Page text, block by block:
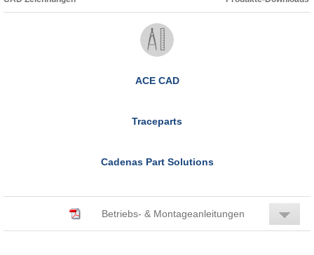
ACE CAD
Traceparts
Cadenas Part Solutions
Betriebs- & Montageanleitungen